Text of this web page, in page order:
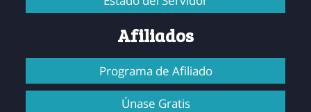
Afiliados
Programa de Afiliado
Únase Gratis